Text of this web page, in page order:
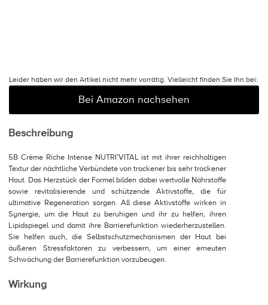
Leider haben wir den Artikel nicht mehr vorrätig. Vielleicht finden Sie Ihn bei:
Bei Amazon nachsehen
Beschreibung
5B Crème Riche Intense NUTRI’VITAL ist mit ihrer reichhaltigen
Textur der nächtliche Verbündete von trockener bis sehr trockener
Haut. Das Herzstück der Formel bilden dabei wertvolle Nährstoffe
sowie revitalisierende und schützende Aktivstoffe, die für
ultimative Regeneration sorgen. All diese Aktivstoffe wirken in
Synergie, um die Haut zu beruhigen und ihr zu helfen, ihren
Lipidspiegel und damit ihre Barrierefunktion wiederherzustellen.
Sie helfen auch, die Selbstschutzmechanismen der Haut bei
äußeren Stressfaktoren zu verbessern, um einer erneuten
Schwächung der Barrierefunktion vorzubeugen.
Wirkung